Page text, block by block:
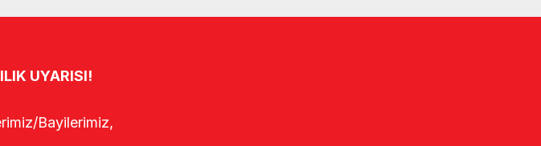
UYARISI!
Bayilerimiz,